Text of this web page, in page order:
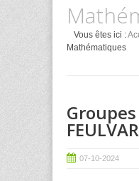
Vous êtes ici :
Mathématiques
07-10-2024